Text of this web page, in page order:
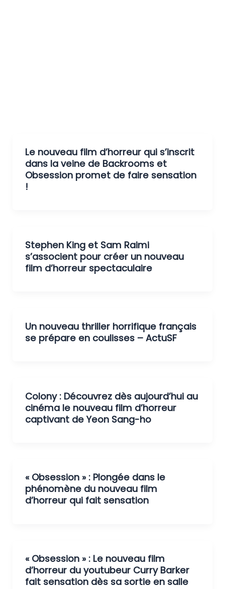
Le nouveau film d’horreur qui s’inscrit
dans la veine de Backrooms et
Obsession promet de faire sensation
!
Stephen King et Sam Raimi
s’associent pour créer un nouveau
film d’horreur spectaculaire
Un nouveau thriller horrifique français
se prépare en coulisses – ActuSF
Colony : Découvrez dès aujourd’hui au
cinéma le nouveau film d’horreur
captivant de Yeon Sang-ho
« Obsession » : Plongée dans le
phénomène du nouveau film
d’horreur qui fait sensation
« Obsession » : Le nouveau film
d’horreur du youtubeur Curry Barker
fait sensation dès sa sortie en salle